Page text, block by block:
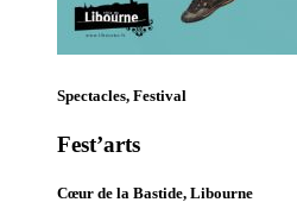
Spectacles, Festival
Fest’arts
Cœur de la Bastide, Libourne